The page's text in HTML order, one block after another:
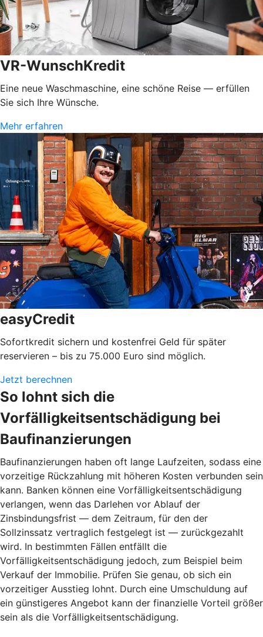
VR-WunschKredit
Eine neue Waschmaschine, eine schöne Reise — erfüllen
Sie sich Ihre Wünsche.
Mehr erfahren
easyCredit
Sofortkredit sichern und kostenfrei Geld für später
reservieren – bis zu 75.000 Euro sind möglich.
Jetzt berechnen
So lohnt sich die
Vorfälligkeitsentschädigung bei
Baufinanzierungen
Baufinanzierungen haben oft lange Laufzeiten, sodass eine
vorzeitige Rückzahlung mit höheren Kosten verbunden sein
kann. Banken können eine Vorfälligkeitsentschädigung
verlangen, wenn das Darlehen vor Ablauf der
Zinsbindungsfrist — dem Zeitraum, für den der
Sollzinssatz vertraglich festgelegt ist — zurückgezahlt
wird. In bestimmten Fällen entfällt die
Vorfälligkeitsentschädigung jedoch, zum Beispiel beim
Verkauf der Immobilie. Prüfen Sie genau, ob sich ein
vorzeitiger Ausstieg lohnt. Durch eine Umschuldung auf
ein günstigeres Angebot kann der finanzielle Vorteil größer
sein als die Vorfälligkeitsentschädigung.